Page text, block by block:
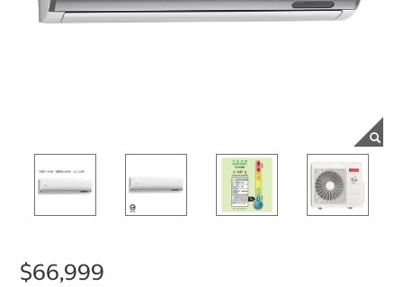
$66,999